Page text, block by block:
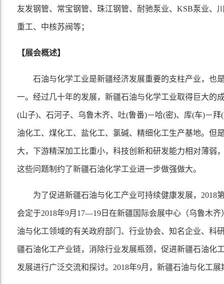
友发钢管、常宝钢管、珠江钢管、耐驰泵业、 KSB泵业、
重工、中核苏阀等；
【展会概述】
石油与化学工业是新疆经济发展重要的支柱产业，也
一。经过几十年的发展，新疆石油与化学工业取得巨大的
(山子)、石河子、乌鲁木齐、吐(鲁番)－哈(密)、库(车)－
油化工、煤化工、盐化工、氯碱、精细化工生产基地。但
大，下游精深加工比重小，科技创新和研发能力相对薄弱
这些问题制约了新疆石油化学工业进一步做强做大。
为了促进新疆石油与化工产业可持续健康发展， 2018
会定于2018年9月17—19日在新疆国际会展中心（乌鲁木
油与化工领域的有关政府部门、行业协会、知名企业、科
疆石油化工产业链，消除行业发展瓶颈，促进新疆石油化
发展进行广泛交流和探讨。2018年9月，新疆石油与化工